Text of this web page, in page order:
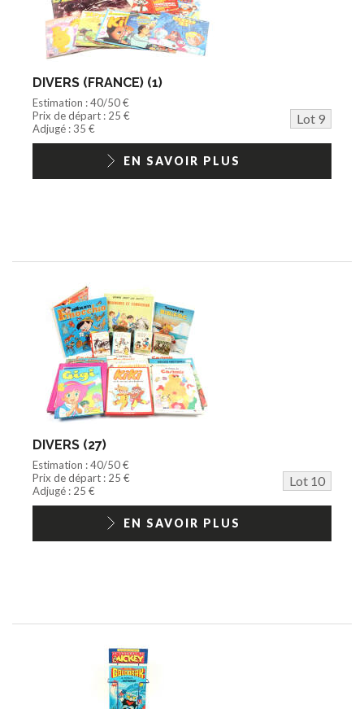
DIVERS (FRANCE) (1)
Estimation : 40/50 €
Prix de départ : 25 €
Lot 9
Adjugé : 35 €
EN SAVOIR PLUS
DIVERS (27)
Estimation : 40/50 €
Prix de départ : 25 €
Lot 10
Adjugé : 25 €
EN SAVOIR PLUS